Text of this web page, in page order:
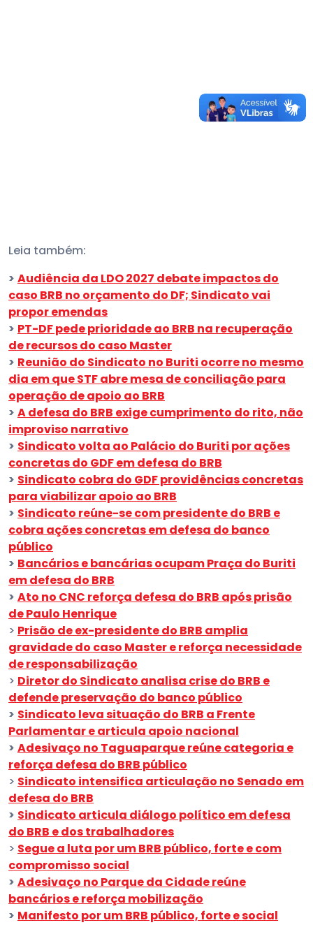
Leia também:
> Audiência da LDO 2027 debate impactos do
caso BRB no orçamento do DF; Sindicato vai
propor emendas
> PT-DF pede prioridade ao BRB na recuperação
de recursos do caso Master
> Reunião do Sindicato no Buriti ocorre no mesmo
dia em que STF abre mesa de conciliação para
operação de apoio ao BRB
> A defesa do BRB exige cumprimento do rito, não
improviso narrativo
> Sindicato volta ao Palácio do Buriti por ações
concretas do GDF em defesa do BRB
> Sindicato cobra do GDF providências concretas
para viabilizar apoio ao BRB
> Sindicato reúne-se com presidente do BRB e
cobra ações concretas em defesa do banco
público
> Bancários e bancárias ocupam Praça do Buriti
em defesa do BRB
> Ato no CNC reforça defesa do BRB após prisão
de Paulo Henrique
> Prisão de ex-presidente do BRB amplia
gravidade do caso Master e reforça necessidade
de responsabilização
> Diretor do Sindicato analisa crise do BRB e
defende preservação do banco público
> Sindicato leva situação do BRB a Frente
Parlamentar e articula apoio nacional
> Adesivaço no Taguaparque reúne categoria e
reforça defesa do BRB público
> Sindicato intensifica articulação no Senado em
defesa do BRB
> Sindicato articula diálogo político em defesa
do BRB e dos trabalhadores
> Segue a luta por um BRB público, forte e com
compromisso social
> Adesivaço no Parque da Cidade reúne
bancários e reforça mobilização
> Manifesto por um BRB público, forte e social